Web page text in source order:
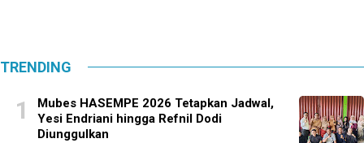
TRENDING
Mubes HASEMPE 2026 Tetapkan Jadwal,
Yesi Endriani hingga Refnil Dodi
Diunggulkan